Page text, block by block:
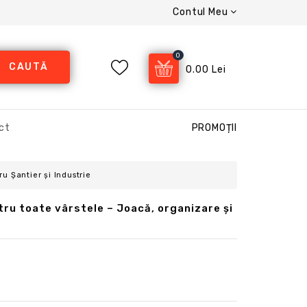
Contul Meu
CAUTĂ
0
0.00 Lei
PROMOȚII
Șantier și Industrie
toate vârstele – Joacă, organizare și